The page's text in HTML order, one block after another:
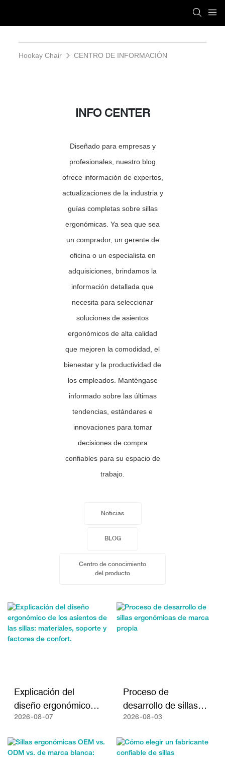
Hookay Chair CENTRO DE INFORMACIÓN
INFO CENTER
Diseñado para empresas y
profesionales, nuestro blog
ofrece información de expertos,
actualizaciones de la industria y
guías completas sobre sillas
ergonómicas. Ya sea que sea
un comprador, un gerente de
oficina o un especialista en
adquisiciones, brindamos la
información detallada que
necesita para seleccionar
soluciones de asientos
ergonómicos de alta calidad
que mejoren la comodidad, el
bienestar y la productividad de
los empleados. Manténgase
informado sobre las últimas
tendencias, estándares e
innovaciones para tomar
decisiones de compra
confiables para su espacio de
trabajo.
Noticias
BLOG
Centro de conocimiento
del producto
Explicación del
diseño ergonómico
de los asientos de las
soporte y factores de
2026 08 07
Proceso de
desarrollo de sillas
ergonómicas de
2026 08 03